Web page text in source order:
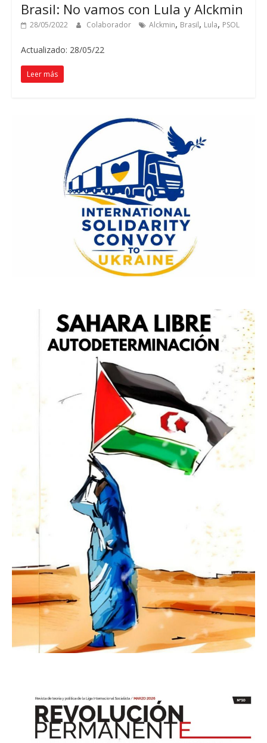
Brasil: No vamos con Lula y Alckmin
28/05/2022 Colaborador Alckmin, Brasil, Lula, PSOL
Actualizado: 28/05/22
Leer más